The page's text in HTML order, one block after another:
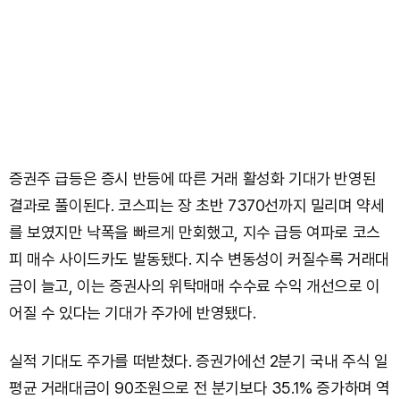
증권주 급등은 증시 반등에 따른 거래 활성화 기대가 반영된
결과로 풀이된다. 코스피는 장 초반 7370선까지 밀리며 약세
를 보였지만 낙폭을 빠르게 만회했고, 지수 급등 여파로 코스
피 매수 사이드카도 발동됐다. 지수 변동성이 커질수록 거래대
금이 늘고, 이는 증권사의 위탁매매 수수료 수익 개선으로 이
어질 수 있다는 기대가 주가에 반영됐다.
실적 기대도 주가를 떠받쳤다. 증권가에선 2분기 국내 주식 일
평균 거래대금이 90조원으로 전 분기보다 35.1% 증가하며 역